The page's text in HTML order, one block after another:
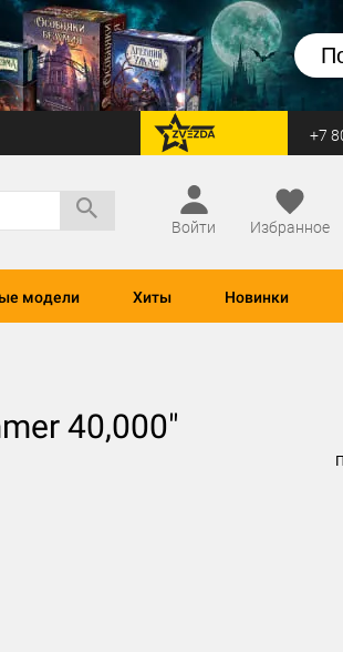
перейти на Zvezda +7
Войти
Избранное
модели Хиты Новинки
40,000"